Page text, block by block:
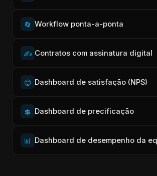
🔄 Workflow ponta-a-ponta
✍️ Contratos com assinatura digital
😊 Dashboard de satisfação (NPS)
💲 Dashboard de precificação
📊 Dashboard de desempenho da